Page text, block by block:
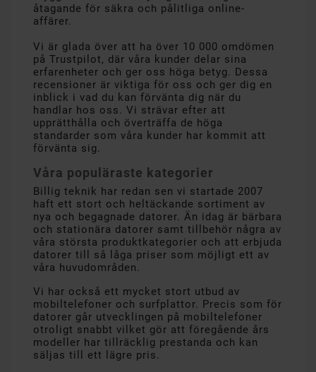
åtagande för säkra och pålitliga online-
affärer.
Vi är glada över att ha över 10 000 omdömen
på Trustpilot, där våra kunder delar sina
erfarenheter och ger oss höga betyg. Dessa
recensioner är viktiga för oss och ger dig en
inblick i vad du kan förvänta dig när du
handlar hos oss. Vi strävar efter att
upprätthålla och överträffa de höga
standarder som våra kunder har kommit att
förvänta sig.
Våra populäraste kategorier
Billig teknik har redan sen vi startade 2007
haft ett stort och heltäckande sortiment av
nya och begagnade datorer. Än idag är bärbara
och stationära datorer samt tillbehör några av
våra största produktkategorier och att erbjuda
datorer till så låga priser som möjligt ett av
våra huvudområden.
Vi har också ett mycket stort utbud av
mobiltelefoner och surfplattor. Precis som för
datorer går utvecklingen på mobiltelefoner
otroligt snabbt vilket gör att föregående års
modeller har tillräcklig prestanda och kan
säljas till ett lägre pris.